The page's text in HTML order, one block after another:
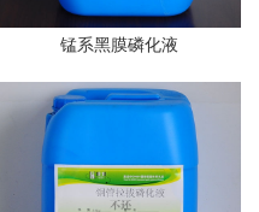
锰系黑膜磷化液